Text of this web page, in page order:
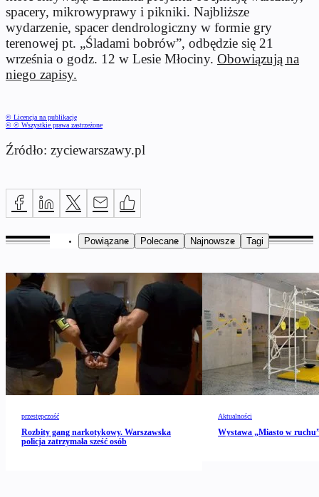
spacery, mikrowyprawy i pikniki. Najbliższe
wydarzenie, spacer dendrologiczny w formie gry
terenowej pt. „Śladami bobrów”, odbędzie się 21
września o godz. 12 w Lesie Młociny. Obowiązują na
niego zapisy.
© Licencja na publikację
© ℗ Wszystkie prawa zastrzeżone
Źródło: zyciewarszawy.pl
Powiązane Polecane Najnowsze Tagi
przestępczość
Rozbity gang narkotykowy. Warszawska
policja zatrzymała sześć osób
Aktualności
Wystawa „Miasto w